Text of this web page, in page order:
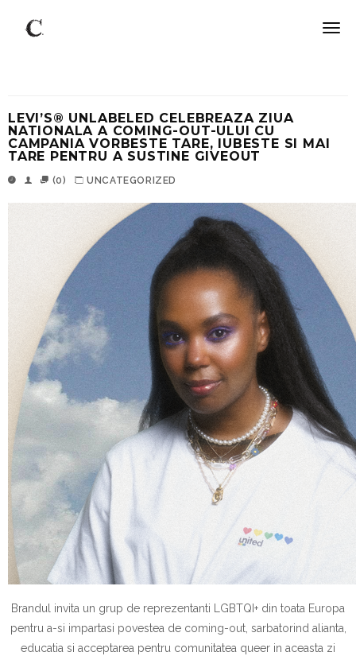
LEVI’S® UNLABELED CELEBREAZA ZIUA
NATIONALA A COMING-OUT-ULUI CU
CAMPANIA VORBESTE TARE, IUBESTE SI MAI
TARE PENTRU A SUSTINE GIVEOUT
(0) UNCATEGORIZED
Brandul invita un grup de reprezentanti LGBTQI+ din toata Europa
pentru a-si impartasi povestea de coming-out, sarbatorind alianta,
educatia si acceptarea pentru comunitatea queer in aceasta zi